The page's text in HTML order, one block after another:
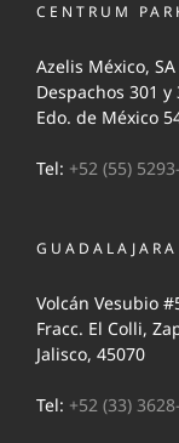
CENTRUM
Azelis México,
Despachos 301
Edo. de México
Tel: +52 (55)
GUADALAJARA
Volcán Vesubio
Fracc. El Colli,
Jalisco, 45070
Tel: +52 (33)